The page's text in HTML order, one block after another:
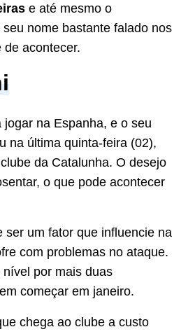
e até mesmo o
nome bastante falado nos
de acontecer.
jogar na Espanha, e o seu
na última quinta-feira (02),
da Catalunha. O desejo
o que pode acontecer
ser um fator que influencie na
com problemas no ataque.
por mais duas
começar em janeiro.
chega ao clube a custo